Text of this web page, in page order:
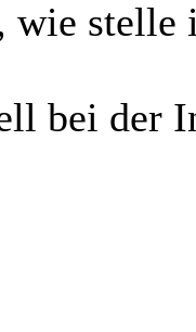
stelle
bei der